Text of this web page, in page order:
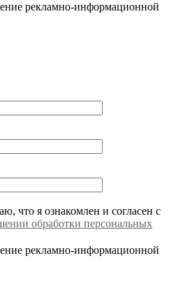
рекламно-информационной
что я ознакомлен и согласен с
обработки персональных
рекламно-информационной